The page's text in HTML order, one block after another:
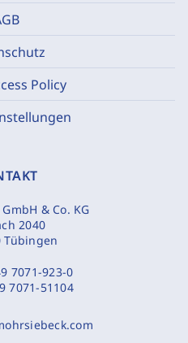
Policy
& Co. KG
2040
Tübingen
7071-923-0
7071-51104